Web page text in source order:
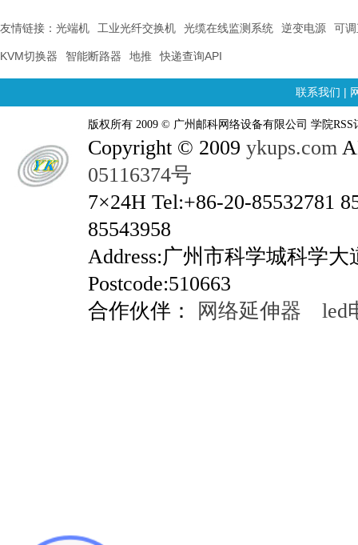
友情链接： 光端机 工业光纤交换机 光缆在线监测系统 逆变电源 可
KVM切换器 智能断路器 地推 快递查询API
联系我们 |
版权所有 2009 © 广州邮科网络设备有限公司 学院RSS
Copyright © 2009 ykups.com
05116374号
7×24H Tel:+86-20-85532781
85543958
Address:广州市科学城科学
Postcode:510663
合作伙伴：
网络延伸器 led